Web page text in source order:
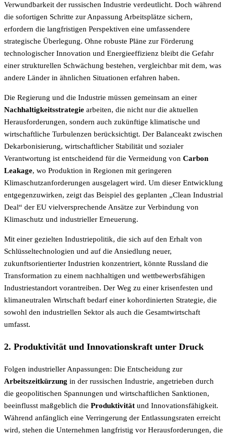
Verwundbarkeit der russischen Industrie verdeutlicht. Doch während
die sofortigen Schritte zur Anpassung Arbeitsplätze sichern,
erfordern die langfristigen Perspektiven eine umfassendere
strategische Überlegung. Ohne robuste Pläne zur Förderung
technologischer Innovation und Energieeffizienz bleibt die Gefahr
einer strukturellen Schwächung bestehen, vergleichbar mit dem, was
andere Länder in ähnlichen Situationen erfahren haben.
Die Regierung und die Industrie müssen gemeinsam an einer
Nachhaltigkeitsstrategie arbeiten, die nicht nur die aktuellen
Herausforderungen, sondern auch zukünftige klimatische und
wirtschaftliche Turbulenzen berücksichtigt. Der Balanceakt zwischen
Dekarbonisierung, wirtschaftlicher Stabilität und sozialer
Verantwortung ist entscheidend für die Vermeidung von Carbon
Leakage, wo Produktion in Regionen mit geringeren
Klimaschutzanforderungen ausgelagert wird. Um dieser Entwicklung
entgegenzuwirken, zeigt das Beispiel des geplanten „Clean Industrial
Deal“ der EU vielversprechende Ansätze zur Verbindung von
Klimaschutz und industrieller Erneuerung.
Mit einer gezielten Industriepolitik, die sich auf den Erhalt von
Schlüsseltechnologien und auf die Ansiedlung neuer,
zukunftsorientierter Industrien konzentriert, könnte Russland die
Transformation zu einem nachhaltigen und wettbewerbsfähigen
Industriestandort vorantreiben. Der Weg zu einer krisenfesten und
klimaneutralen Wirtschaft bedarf einer kohordinierten Strategie, die
sowohl den industriellen Sektor als auch die Gesamtwirtschaft
umfasst.
2. Produktivität und Innovationskraft unter Druck
Folgen industrieller Anpassungen: Die Entscheidung zur
Arbeitszeitkürzung in der russischen Industrie, angetrieben durch
die geopolitischen Spannungen und wirtschaftlichen Sanktionen,
beeinflusst maßgeblich die Produktivität und Innovationsfähigkeit.
Während anfänglich eine Verringerung der Entlassungsraten erreicht
wird, stehen die Unternehmen langfristig vor Herausforderungen, die